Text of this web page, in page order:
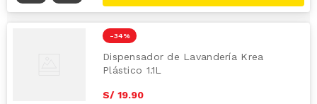
-34 %
Dispensador de Lavandería Krea
Plástico 1.1L
S/ 19.90